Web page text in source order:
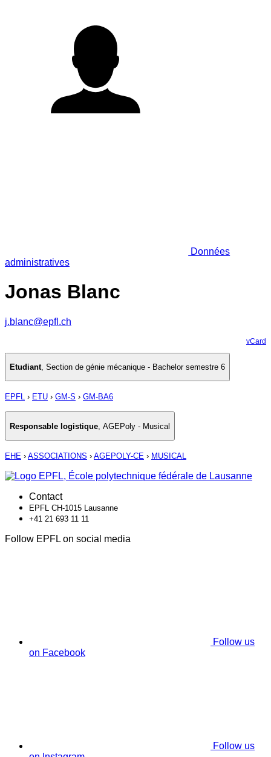
Données
administratives
Jonas Blanc
j.blanc@epfl.ch
vCard
Etudiant, Section de génie mécanique - Bachelor semestre 6
EPFL › ETU › GM-S › GM-BA6
Responsable logistique AGEPoly - Musical
EHE › ASSOCIATIONS › AGEPOLY-CE › MUSICAL
Contact
EPFL CH-1015 Lausanne
+41 21 693 11 11
Follow EPFL on social media
Follow us
on Facebook
Follow us